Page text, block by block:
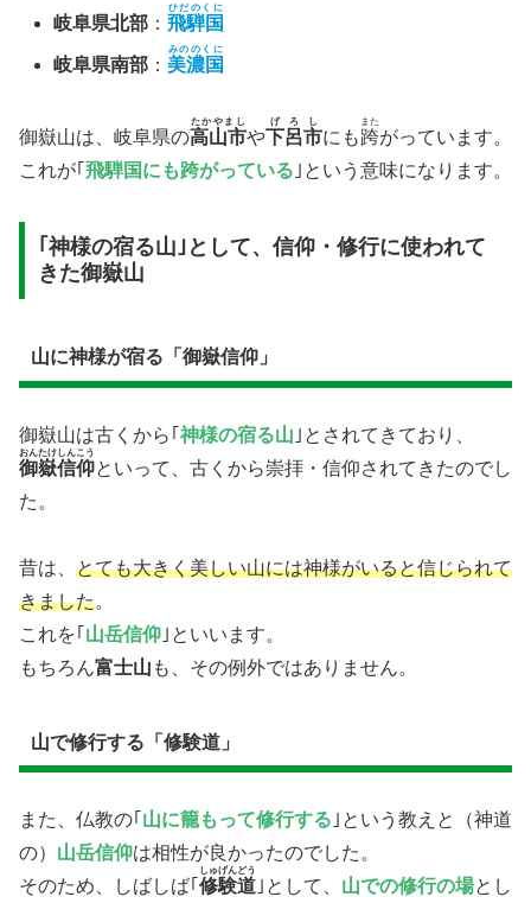
岐阜県北部 ：飛騨国
ひだのくに
岐阜県南部 ： 美濃国
みののくに
御嶽山は、岐阜県の高山市
たかやまし
や下呂市
げろし
にも跨
また
がっています。
これが｢ 飛騨国にも跨がっている ｣という意味になります。
｢神様の宿る山｣として、信仰・修行に使われて
きた御嶽山
山に神様が宿る「御嶽信仰」
御嶽山は古くから｢ 神様の宿る山 ｣とされてきており、
御嶽信仰
おんたけしんこう
といって、古くから崇拝・信仰されてきたのでし
た。
昔は、 とても大きく美しい山には神様がいると信じられて
きました。
これを｢ 山岳信仰 ｣といいます。
もちろん富士山 も、その例外ではありません。
山で修行する「修験道」
また、仏教の｢ 山に籠もって修行する ｣という教えと（神道
の） 山岳信仰は相性が良かったのでした。
そのため、しばしば｢ 修験道
しゅげんどう
｣として、 山での修行の場とし